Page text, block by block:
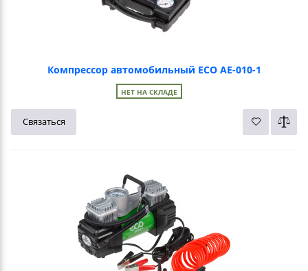
Компрессор автомобильный ECO AE-010-1
НЕТ НА СКЛАДЕ
Связаться